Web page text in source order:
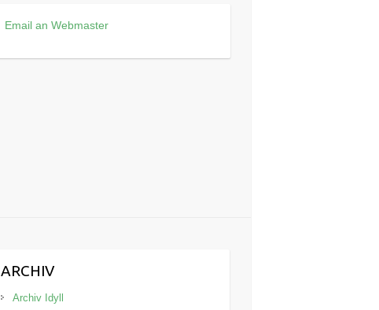
Email an Webmaster
ARCHIV
Archiv Idyll